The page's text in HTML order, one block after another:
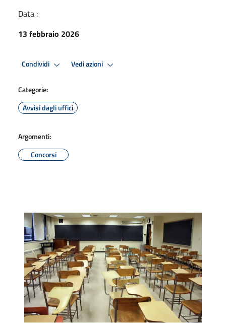
Data :
13 febbraio 2026
Condividi Vedi azioni
Categorie:
Avvisi dagli uffici
Argomenti:
Concorsi